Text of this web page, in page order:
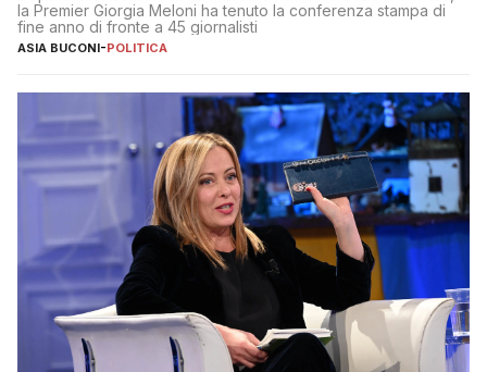
la Premier Giorgia Meloni ha tenuto la conferenza stampa di
fine anno di fronte a 45 giornalisti
ASIA BUCONI-POLITICA